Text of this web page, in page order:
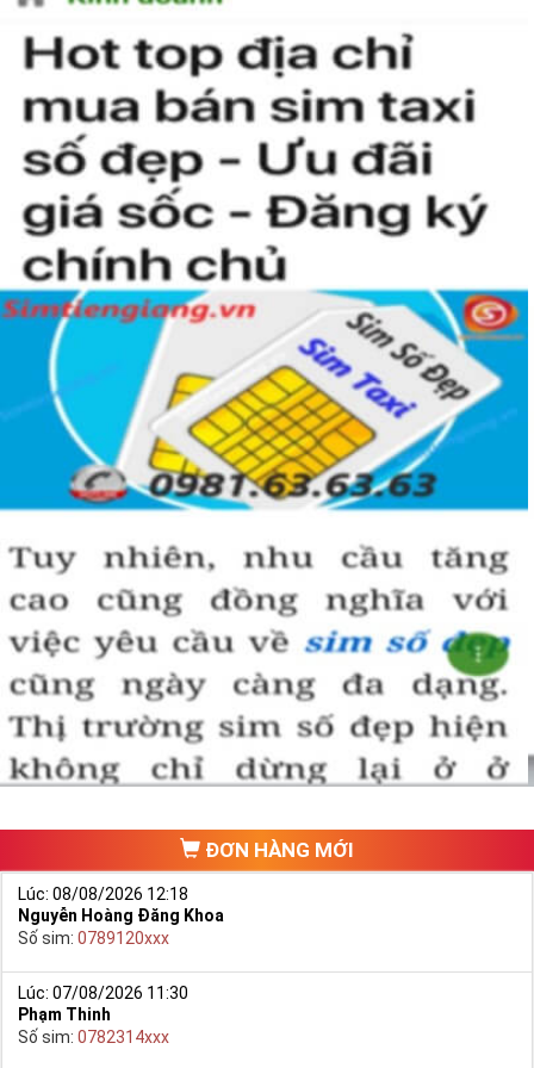
Chọn Mua Sim Số Đẹp Giá Rẻ
Bạn cũng sẽ không có nhiều thời gian để do dự, bởi kho sim
giảm giá sẽ ngày càng cạn kiệt và đến khi đó, dù sim số xấu
nhưng giá bán cao cũng là điều hết sức bình thường.Đôi khi
có một số khách hàng chuyên đi săn lùng những loại sim giảm
giá, sim số đẹp giá rẻ này về bán lại cho những người không
tìm được loại sim giảm giá này để có lãi,
chính vì thế tại sao chúng ta lại không săn lùng sim giảm
giá sim số đẹp giá rẻ này để đầu tư sinh lãi thỏa sức niềm
đam mê sim số đẹp.
Tham khảo thêm:
SỐC Kho Sim Số Đẹp Giá Dưới
500k Siêu Đẹp
Thế Nào Là Sim Phong Thủy?
Sim phong thủylà số sim được tính toán theo các nguyên
tắc số học phương đông như lục thập tứ quái, ngũ hành sinh
khắc, âm dương tương phối, cửu tinh đồ pháp và hội tụ đầy
đủ những yếu tố để tạo ra một sim số đẹp phong thủy hợp
tuổi hợp mệnh với người dùng.
ĐƠN HÀNG MỚI
Lúc: 08/08/2026 12:18
Nguyễn Hoàng Đăng Khoa
Số sim: 0789120xxx
Lúc: 07/08/2026 11:30
Phạm Thinh
Số sim: 0782314xxx